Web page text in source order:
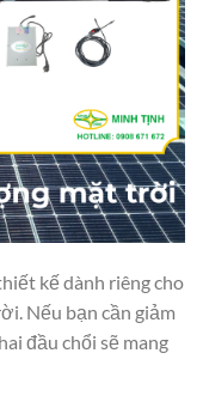
kế dành riêng cho
Nếu bạn cần giảm
đầu chổi sẽ mang